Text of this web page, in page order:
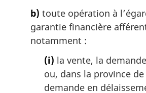
b) toute opération à
garantie financière
notamment :
(i) la vente, la
ou, dans la province
demande en